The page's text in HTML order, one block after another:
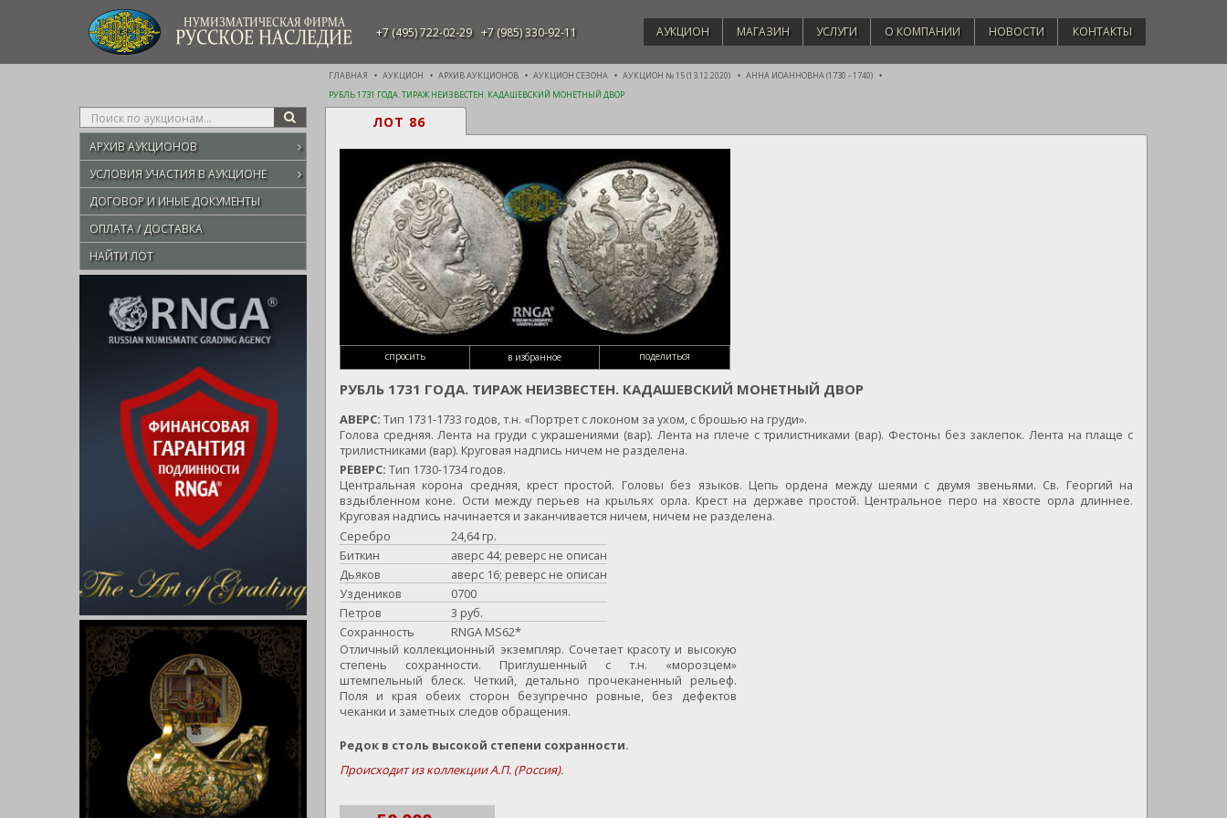
НУМИЗМАТИЧЕСКАЯ ФИРМА
РУССКОЕ НАСЛЕДИЕ +7 (495) 722-02-29 +7 (985) 330-92-11 АУКЦИОН МАГАЗИН УСЛУГИ О КОМПАНИИ НОВОСТИ КОНТАКТЫ
ГЛАВНАЯ АУКЦИОН АРХИВ АУКЦИОНОВ АУКЦИОН СЕЗОНА АУКЦИОН № 15 (13.12.2020)
АННА ИОАННОВНА (1730 - 1740)
РУБЛЬ 1731 ГОДА. ТИРАЖ НЕИЗВЕСТЕН. КАДАШЕВСКИЙ МОНЕТНЫЙ ДВОР
Type
your
search
here
SEARCH
АРХИВ АУКЦИОНОВ
УСЛОВИЯ УЧАСТИЯ В АУКЦИОНЕ
ДОГОВОР И ИНЫЕ ДОКУМЕНТЫ
ОПЛАТА / ДОСТАВКА
НАЙТИ ЛОТ
ЛОТ 86
спросить в избранное поделиться
РУБЛЬ 1731 ГОДА. ТИРАЖ НЕИЗВЕСТЕН. КАДАШЕВСКИЙ МОНЕТНЫЙ ДВОР
АВЕРС: Тип 1731-1733 годов, т.н. «Портрет с локоном за ухом, с брошью на груди».
Голова средняя. Лента на груди с украшениями (вар). Лента на плече с трилистниками (вар). Фестоны без заклепок. Лента на плаще с
трилистниками (вар). Круговая надпись ничем не разделена.
РЕВЕРС: Тип 1730-1734 годов.
Центральная корона средняя, крест простой. Головы без языков. Цепь ордена между шеями с двумя звеньями. Св. Георгий на
вздыбленном коне. Ости между перьев на крыльях орла. Крест на державе простой. Центральное перо на хвосте орла длиннее.
Круговая надпись начинается и заканчивается ничем, ничем не разделена.
Серебро
24,64 гр.
Биткин
аверс 44; реверс не описан
Дьяков
аверс 16; реверс не описан
Уздеников
0700
Петров
3 руб.
Сохранность
RNGA MS62*
Отличный коллекционный экземпляр. Сочетает красоту и высокую
степень сохранности. Приглушенный с т.н. «морозцем»
штемпельный блеск. Четкий, детально прочеканенный рельеф.
Поля и края обеих сторон безупречно ровные, без дефектов
чеканки и заметных следов обращения.
Редок в столь высокой степени сохранности.
Происходит из коллекции А.П. (Россия).